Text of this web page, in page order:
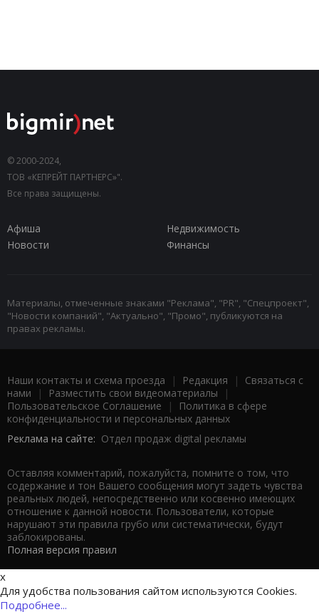
© 2000-2024,
ТОВ «КЕПРЕЙТ ПАРТНЕРС»".
Все права защищены.
Афиша
Недвижимость
Новости
Финансы
Материалы, отмеченные знаками "Реклама", "PR", "Спецпроект",
"Новости компаний", "Актуально", "Промо", публикуются на
правах рекламы.
Наши контакты и схема проезда | Редакция | Связаться с
нами | Разместить свои видеоматериалы |
Пользовательское Соглашение |
Политика в сфере
конфиденциальности и персональных данных
Реклама на сайте: Отдел продаж digital рекламы
Оставляя комментарий, пожалуйста, помните о том, что
содержание и тон Вашего сообщения могут задеть чувства
реальных людей, непосредственно или косвенно имеющих
отношение к данной новости. Пользователи, которые
нарушают эти правила грубо или систематически, будут
заблокированы.
Полная версия правил
x
Для удобства пользования сайтом используются Cookies.
Подробнее...